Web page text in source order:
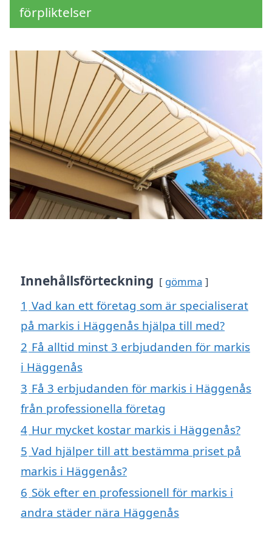
förpliktelser
Innehållsförteckning gömma
1 Vad kan ett företag som är specialiserat
på markis i Häggenås hjälpa till med?
2 Få alltid minst 3 erbjudanden för markis
i Häggenås
3 Få 3 erbjudanden för markis i Häggenås
från professionella företag
4 Hur mycket kostar markis i Häggenås?
5 Vad hjälper till att bestämma priset på
markis i Häggenås?
6 Sök efter en professionell för markis i
andra städer nära Häggenås